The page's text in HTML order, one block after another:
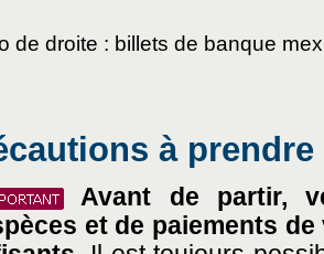
de droite : billets de banque
à
Avant de partir,
et de paiements